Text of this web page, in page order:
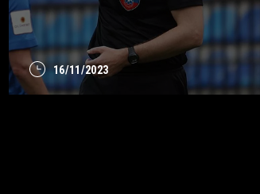
16/11/2023